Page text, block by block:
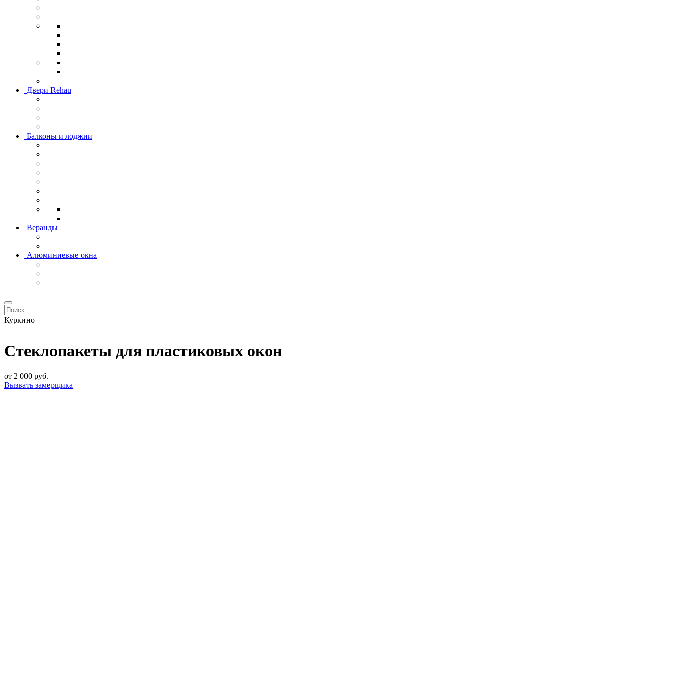
Двери Rehau
Балконы и лоджии
Веранды
Алюминиевые окна
Куркино
Стеклопакеты для пластиковых окон
от 2 000 руб.
Вызвать замерщика